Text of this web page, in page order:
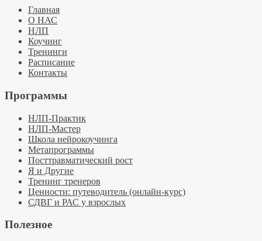
Главная
О НАС
НЛП
Коучинг
Тренинги
Расписание
Контакты
Программы
НЛП-Практик
НЛП-Мастер
Школа нейрокоучинга
Метапрограммы
Посттравматический рост
Я и Другие
Тренинг тренеров
Ценности: путеводитель (онлайн-курс)
СДВГ и РАС у взрослых
Полезное